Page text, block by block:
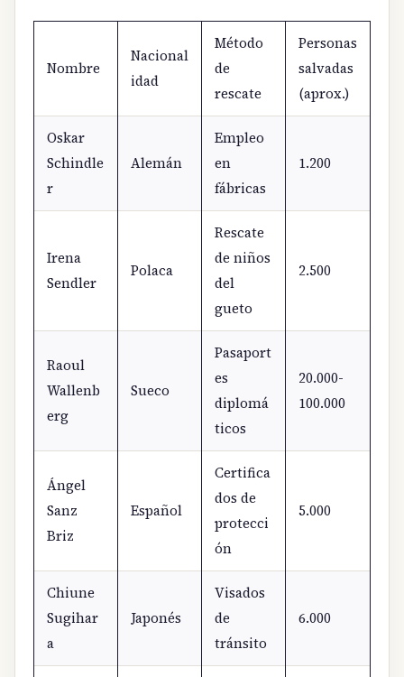
Nombre
Nacional
idad
Método
de
rescate
Personas
salvadas
(aprox.)
Oskar
Schindle
r
Alemán
Empleo
en
fábricas
1.200
Irena
Sendler
Polaca
Rescate
de niños
del
gueto
2.500
Raoul
Wallenb
erg
Sueco
Pasaport
es
diplomá
ticos
20.000-
100.000
Ángel
Sanz
Briz
Español
Certifica
dos de
protecci
ón
5.000
Chiune
Sugihar
a
Japonés
Visados
de
tránsito
6.000